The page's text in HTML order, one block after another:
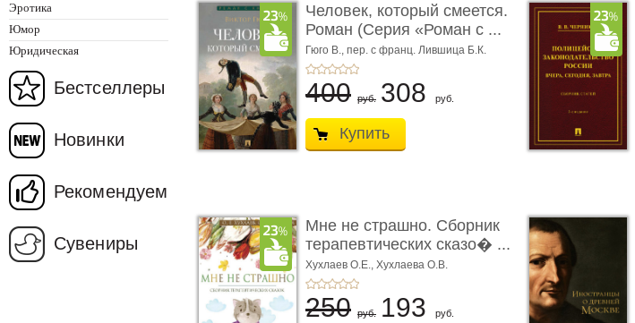
Эротика
Юмор
Юридическая
Бестселлеры
Новинки
Рекомендуем
Сувениры
Человек, который смеется.
Роман (Серия «Роман с ...
Гюго В., пер. с франц. Лившица Б.К.
400 руб. 308 руб.
Купить
Мне не страшно. Сборник
терапевтических сказо� ...
Хухлаев О.Е., Хухлаева О.В.
250 руб. 193 руб.